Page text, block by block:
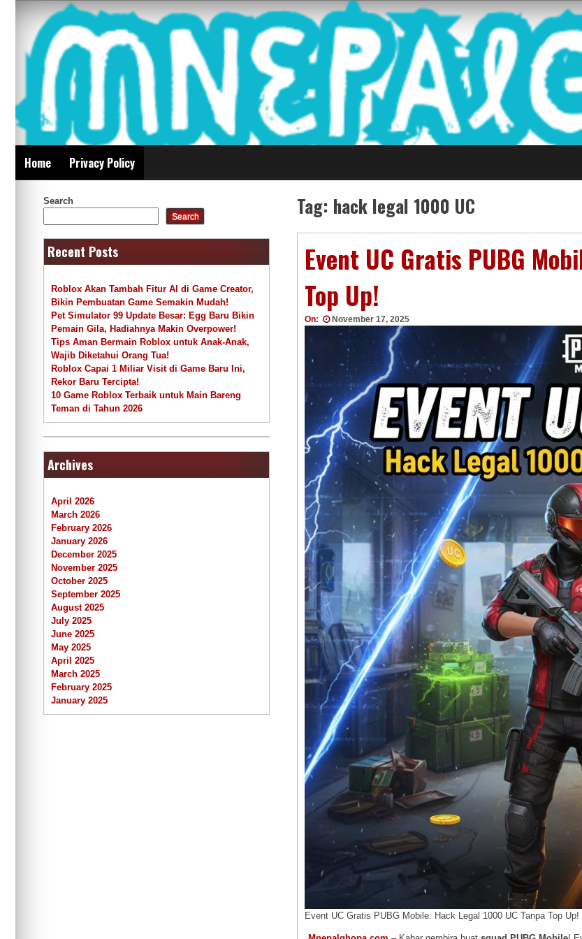
content
Mnepalghopa Review Game Terkini
Indonesia
Home Privacy Policy
Tag: hack legal 1000 UC
Event UC Gratis PUBG
Top Up!
On: November 17, 2025
Event UC Gratis PUBG Mobile: Hack Legal 1000 UC Tanpa Top Up!
Search
Search
Recent Posts
Roblox Akan Tambah Fitur AI di Game Creator,
Bikin Pembuatan Game Semakin Mudah!
Pet Simulator 99 Update Besar: Egg Baru Bikin
Pemain Gila, Hadiahnya Makin Overpower!
Tips Aman Bermain Roblox untuk Anak-Anak,
Wajib Diketahui Orang Tua!
Roblox Capai 1 Miliar Visit di Game Baru Ini,
Rekor Baru Tercipta!
10 Game Roblox Terbaik untuk Main Bareng
Teman di Tahun 2026
Archives
April 2026
March 2026
February 2026
January 2026
December 2025
November 2025
October 2025
September 2025
August 2025
July 2025
June 2025
May 2025
April 2025
March 2025
February 2025
January 2025